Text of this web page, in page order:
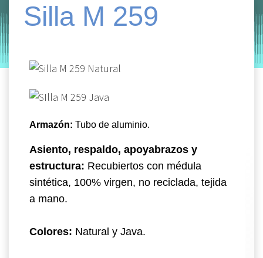
by Entorno | on enero 8, 2020
Silla M 259
Armazón: Tubo de aluminio.
Asiento, respaldo, apoyabrazos y
estructura: Recubiertos con médula
sintética, 100% virgen, no reciclada, tejida
a mano.
Colores: Natural y Java.